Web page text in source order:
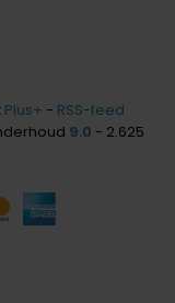
Plus+ - RSS-feed
9.0 - 2.625